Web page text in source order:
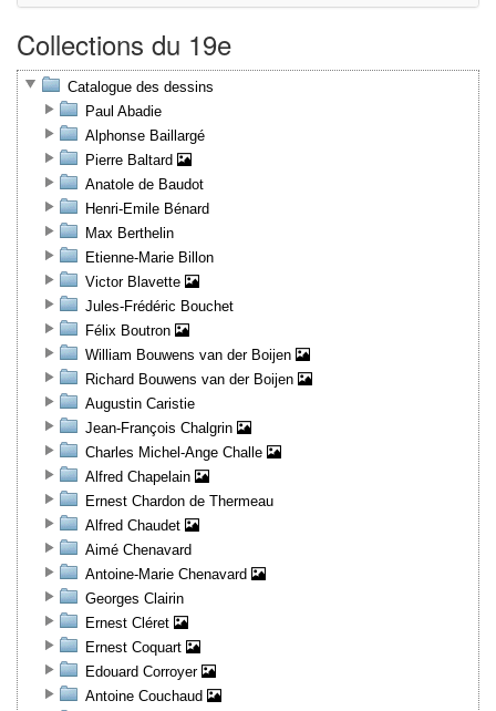
Collections du 19e
Catalogue des dessins
Paul Abadie
Alphonse Baillargé
Pierre Baltard
Anatole de Baudot
Henri-Emile Bénard
Max Berthelin
Etienne-Marie Billon
Victor Blavette
Jules-Frédéric Bouchet
Félix Boutron
William Bouwens van der Boijen
Richard Bouwens van der Boijen
Augustin Caristie
Jean-François Chalgrin
Charles Michel-Ange Challe
Alfred Chapelain
Ernest Chardon de Thermeau
Alfred Chaudet
Aimé Chenavard
Antoine-Marie Chenavard
Georges Clairin
Ernest Cléret
Ernest Coquart
Edouard Corroyer
Antoine Couchaud